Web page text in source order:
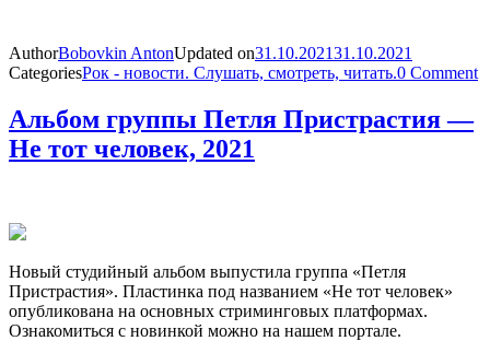
AuthorBobovkin AntonUpdated on31.10.202131.10.2021
CategoriesРок - новости. Слушать, смотреть, читать.0 Comment
Альбом группы Петля Пристрастия —
Не тот человек, 2021
Новый студийный альбом выпустила группа «Петля
Пристрастия». Пластинка под названием «Не тот человек»
опубликована на основных стриминговых платформах.
Ознакомиться с новинкой можно на нашем портале.